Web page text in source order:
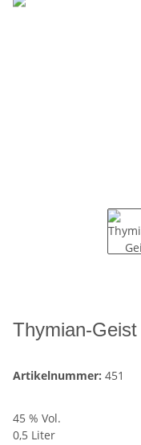
Thymian-Geist
Artikelnummer: 451
45 % Vol.
0,5 Liter